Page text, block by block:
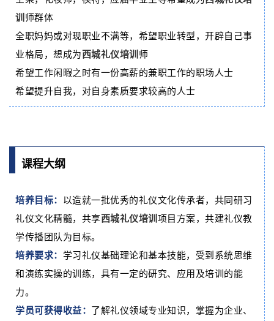
训师群体
全职妈妈或对现职业不满等，希望职业转型，开辟自己事
业格局，想成为西城礼仪培训师
希望工作闲暇之时有一份高薪的兼职工作的职场人士
希望提升自我，对自身素质要求较高的人士
课程大纲
培养目标： 以造就一批优秀的礼仪文化传承者，共同研习
礼仪文化精髓，共享西城礼仪培训项目方案，共建礼仪教
学传播团队为目标。
培养要求： 学习礼仪基础理论和基本技能，受到系统思维
和演练实操的训练，具有一定的研究、应用及培训的能
力。
学员可获得收益： 了解礼仪领域专业知识，掌握为企业、